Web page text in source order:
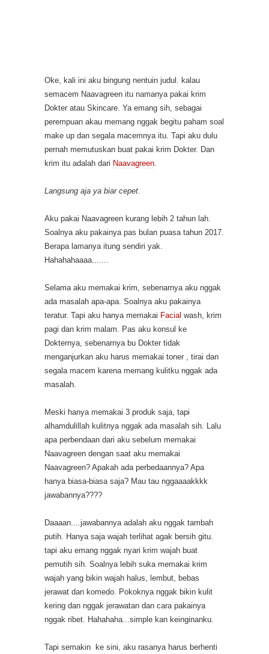
Oke, kali ini aku bingung nentuin judul. kalau
semacem Naavagreen itu namanya pakai krim
Dokter atau Skincare. Ya emang sih, sebagai
perempuan akau memang nggak begitu paham soal
make up dan segala macemnya itu. Tapi aku dulu
pernah memutuskan buat pakai krim Dokter. Dan
krim itu adalah dari Naavagreen
Langsung aja ya biar cepet.
Aku pakai Naavagreen kurang lebih 2 tahun lah.
Soalnya aku pakainya pas bulan puasa tahun 2017.
Berapa lamanya itung sendiri yak.
Hahahahaaaa.......
Selama aku memakai krim, sebenarnya aku nggak
ada masalah apa-apa. Soalnya aku pakainya
teratur. Tapi aku hanya memakai Facial wash, krim
pagi dan krim malam. Pas aku konsul ke
Dokternya, sebenarnya bu Dokter tidak
menganjurkan aku harus memakai toner , tirai dan
segala macem karena memang kulitku nggak ada
masalah.
Meski hanya memakai 3 produk saja, tapi
alhamdulillah kulitnya nggak ada masalah sih. Lalu
apa perbendaan dari aku sebelum memakai
Naavagreen dengan saat aku memakai
Naavagreen? Apakah ada perbedaannya? Apa
hanya biasa-biasa saja? Mau tau nggaaaakkkk
jawabannya????
Daaaan....jawabannya adalah aku nggak tambah
putih. Hanya saja wajah terlihat agak bersih gitu.
tapi aku emang nggak nyari krim wajah buat
pemutih sih. Soalnya lebih suka memakai krim
wajah yang bikin wajah halus, lembut, bebas
jerawat dan komedo. Pokoknya nggak bikin kulit
kering dan nggak jerawatan dan cara pakainya
nggak ribet. Hahahaha...simple kan keinginanku.
Tapi semakin ke sini, aku rasanya harus berhenti